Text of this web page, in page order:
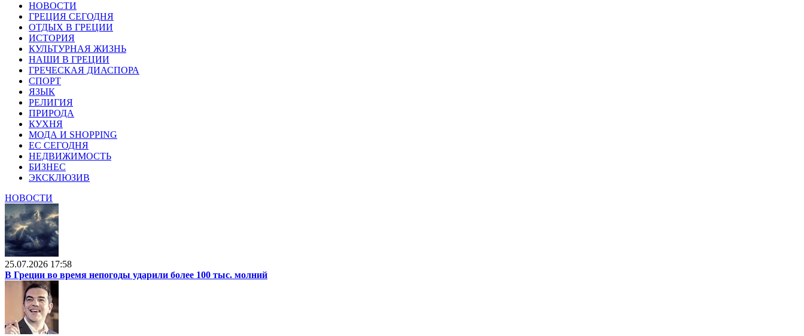
НОВОСТИ
ГРЕЦИЯ СЕГОДНЯ
ОТДЫХ В ГРЕЦИИ
ИСТОРИЯ
КУЛЬТУРНАЯ ЖИЗНЬ
НАШИ В ГРЕЦИИ
ГРЕЧЕСКАЯ ДИАСПОРА
СПОРТ
ЯЗЫК
РЕЛИГИЯ
ПРИРОДА
КУХНЯ
МОДА И SHOPPING
ЕС СЕГОДНЯ
НЕДВИЖИМОСТЬ
БИЗНЕС
ЭКСКЛЮЗИВ
НОВОСТИ
25.07.2026 17:58
В Греции во время непогоды ударили более 100 тыс. молний